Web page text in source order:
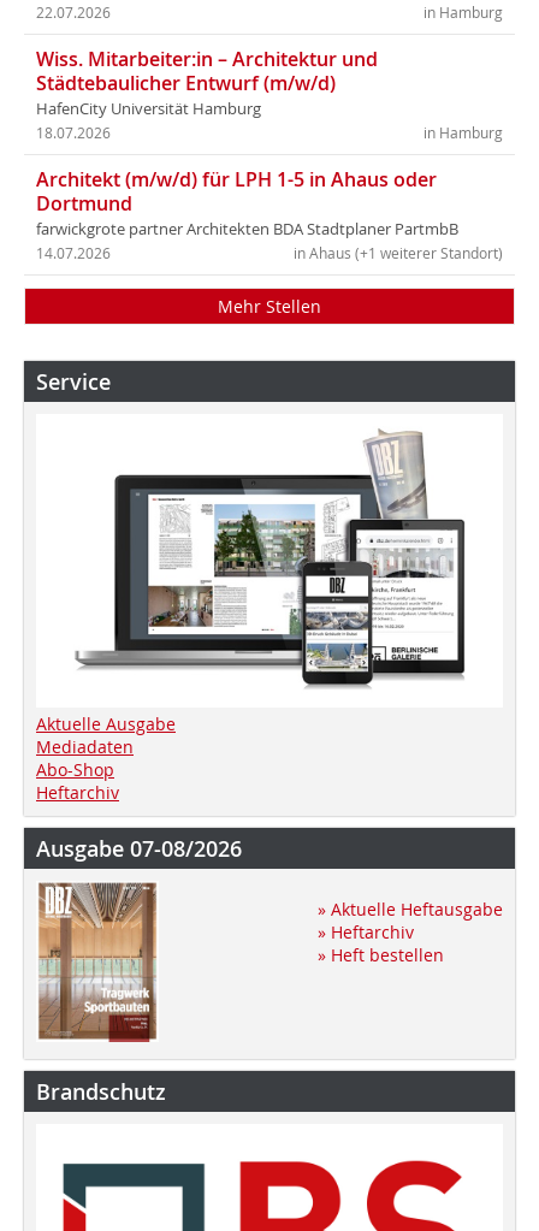
in Hamburg
22.07.2026
Wiss. Mitarbeiter:in – Architektur und
Städtebaulicher Entwurf (m/w/d)
HafenCity Universität Hamburg
in Hamburg
18.07.2026
Architekt (m/w/d) für LPH 1-5 in Ahaus oder
Dortmund
farwickgrote partner Architekten BDA Stadtplaner PartmbB
in Ahaus (+1 weiterer Standort)
14.07.2026
Mehr Stellen
Service
Aktuelle Ausgabe
Mediadaten
Abo-Shop
Heftarchiv
Ausgabe 07-08/2026
» Aktuelle Heftausgabe
» Heftarchiv
» Heft bestellen
Brandschutz